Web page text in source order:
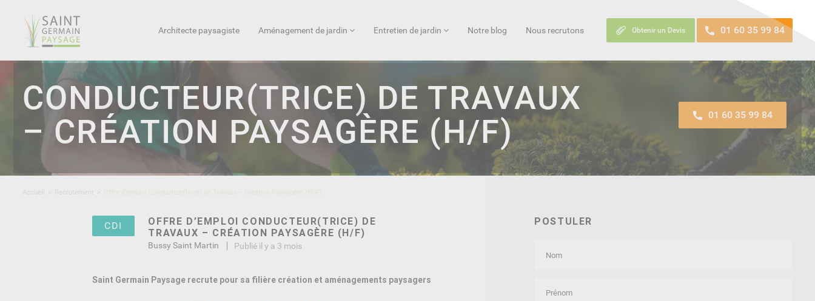
Architecte paysagiste Aménagement de jardin Entretien de jardin Notre blog Nous recrutons Obtenir un Devis 01 60 35 99 84
CONDUCTEUR(TRICE) DE TRAVAUX
– CRÉATION PAYSAGÈRE (H/F)
01 60 35 99 84
Offre d’emploi Conducteur(trice) de Travaux – Création Paysagère (H/F)
CDI
OFFRE D’EMPLOI CONDUCTEUR(TRICE) DE
TRAVAUX – CRÉATION PAYSAGÈRE (H/F)
Bussy Saint Martin Publié il y a 3 mois
Saint Germain Paysage recrute pour sa filière création et aménagements paysagers
POSTULER
Nom
Prénom